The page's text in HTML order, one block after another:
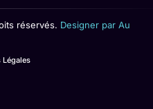
réservés. Designer par Au